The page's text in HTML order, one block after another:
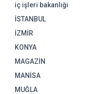
iç işleri bakanlığı
İSTANBUL
İZMİR
KONYA
MAGAZİN
MANİSA
MUĞLA